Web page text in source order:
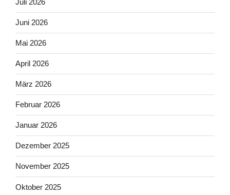
Juli 2026
Juni 2026
Mai 2026
April 2026
März 2026
Februar 2026
Januar 2026
Dezember 2025
November 2025
Oktober 2025